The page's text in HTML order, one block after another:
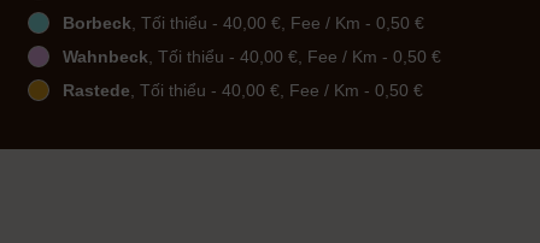
Borbeck, Tối thiểu - 40,00 €, Fee / Km - 0,50 €
Wahnbeck, Tối thiểu - 40,00 €, Fee / Km - 0,50 €
Rastede, Tối thiểu - 40,00 €, Fee / Km - 0,50 €